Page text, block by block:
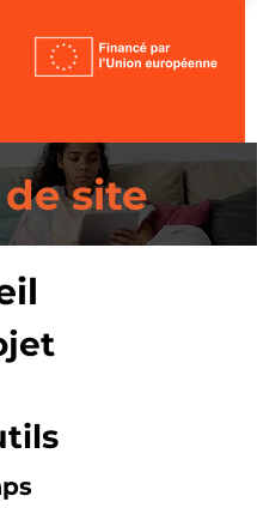
site